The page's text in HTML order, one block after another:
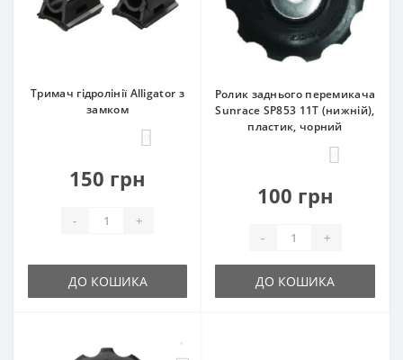
Тримач гідролінії Alligator з
замком
150 грн
- +
ДО КОШИКА
Ролик заднього перемикача
Sunrace SP853 11T (нижній),
пластик, чорний
100 грн
- +
ДО КОШИКА